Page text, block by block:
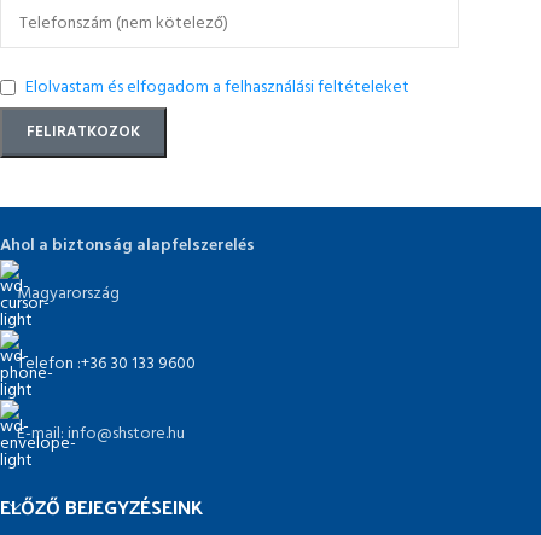
Elolvastam és elfogadom a felhasználási feltételeket
Ahol a biztonság alapfelszerelés
Magyarország
Telefon :+36 30 133 9600
E-mail: info@shstore.hu
ELŐZŐ BEJEGYZÉSEINK